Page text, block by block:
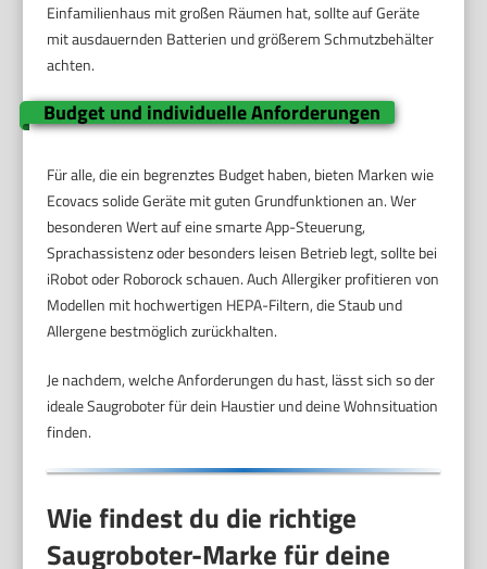
Einfamilienhaus mit großen Räumen hat, sollte auf Geräte
mit ausdauernden Batterien und größerem Schmutzbehälter
achten.
Budget und individuelle Anforderungen
Für alle, die ein begrenztes Budget haben, bieten Marken wie
Ecovacs solide Geräte mit guten Grundfunktionen an. Wer
besonderen Wert auf eine smarte App-Steuerung,
Sprachassistenz oder besonders leisen Betrieb legt, sollte bei
iRobot oder Roborock schauen. Auch Allergiker profitieren von
Modellen mit hochwertigen HEPA-Filtern, die Staub und
Allergene bestmöglich zurückhalten.
Je nachdem, welche Anforderungen du hast, lässt sich so der
ideale Saugroboter für dein Haustier und deine Wohnsituation
finden.
Wie findest du die richtige
Saugroboter-Marke für deine